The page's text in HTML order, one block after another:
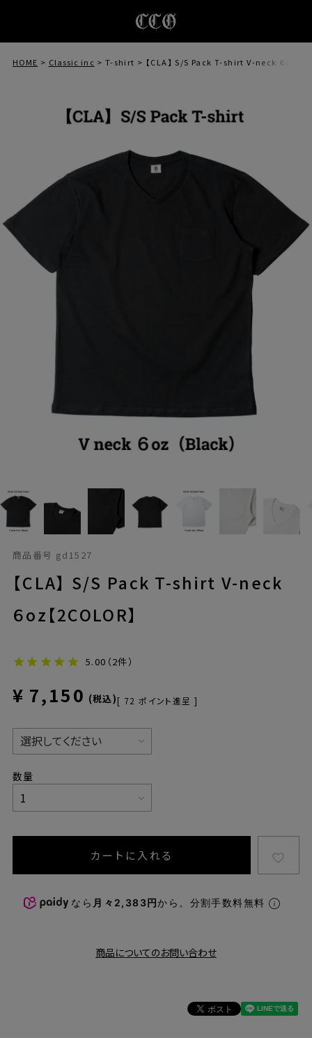
HOME Classic inc T-shirt 【CLA】 S/S Pack T-shirt V-neck ６oz【
商品番号 gd1527
【CLA】 S/S Pack T-shirt V-neck
６oz【2COLOR】
5.00 （2件）
¥ 7,150 税込 [ 72 ポイント進呈 ]
カートに入れる
なら 月々2,383円から。分割手数料無料
商品についてのお問い合わせ